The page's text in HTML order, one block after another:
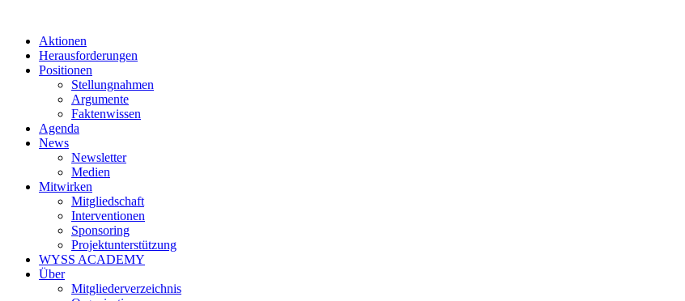
Aktionen
Herausforderungen
Positionen
Stellungnahmen
Argumente
Faktenwissen
Agenda
News
Newsletter
Medien
Mitwirken
Mitgliedschaft
Interventionen
Sponsoring
Projektunterstützung
WYSS ACADEMY
Über
Mitgliederverzeichnis